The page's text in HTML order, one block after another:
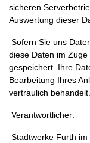
sicheren
Auswertung dieser
Sofern Sie uns
diese Daten im
gespeichert. Ihre
Bearbeitung Ihres
vertraulich
Verantwortlicher:
Stadtwerke Furth im